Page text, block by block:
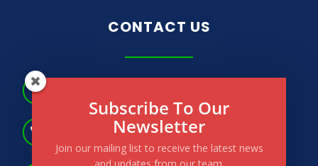
CONTACT US

Okkalapa Township. Yangon, Myanmar.

(+95) 9 264 566 183
(+95) 9 264 673 772
Subscribe To Our
Newsletter
Join our mailing list to receive the latest news